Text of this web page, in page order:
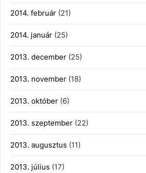
2014. február (21)
2014. január (25)
2013. december (25)
2013. november (18)
2013. október (6)
2013. szeptember (22)
2013. augusztus (11)
2013. július (17)